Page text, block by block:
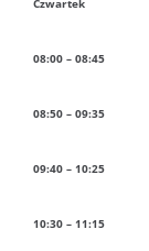
Czwartek
08:00 – 08:45
08:50 – 09:35
09:40 – 10:25
10:30 – 11:15